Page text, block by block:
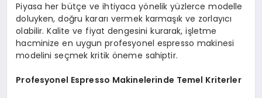
Piyasa her bütçe ve ihtiyaca yönelik yüzlerce modelle
doluyken, doğru kararı vermek karmaşık ve zorlayıcı
olabilir. Kalite ve fiyat dengesini kurarak, işletme
hacminize en uygun profesyonel espresso makinesi
modelini seçmek kritik öneme sahiptir.
Profesyonel Espresso Makinelerinde Temel Kriterler